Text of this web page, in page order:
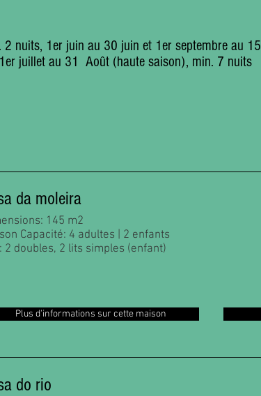
nuits, 1er juin au 30 juin et 1er septembre au
juillet au 31 Août (haute saison), min. 7 nuits
da moleira
145 m2
Capacité: 4 adultes | 2 enfants
2 doubles, 2 lits simples (enfant)
Plus d'informations sur cette maison
do rio